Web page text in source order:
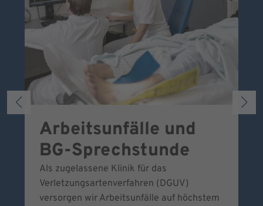
Arbeitsunfälle und
BG-Sprechstunde
Als zugelassene Klinik für das
Verletzungsartenverfahren (DGUV)
versorgen wir Arbeitsunfälle auf höchstem